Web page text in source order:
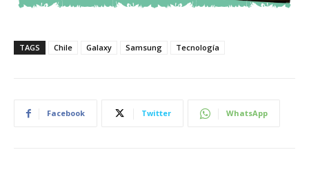
TAGS Chile Galaxy Samsung Tecnología
Facebook Twitter WhatsApp